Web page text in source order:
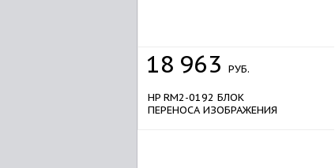
18 963 РУБ.
HP RM2-0192 БЛОК
ПЕРЕНОСА ИЗОБРАЖЕНИЯ